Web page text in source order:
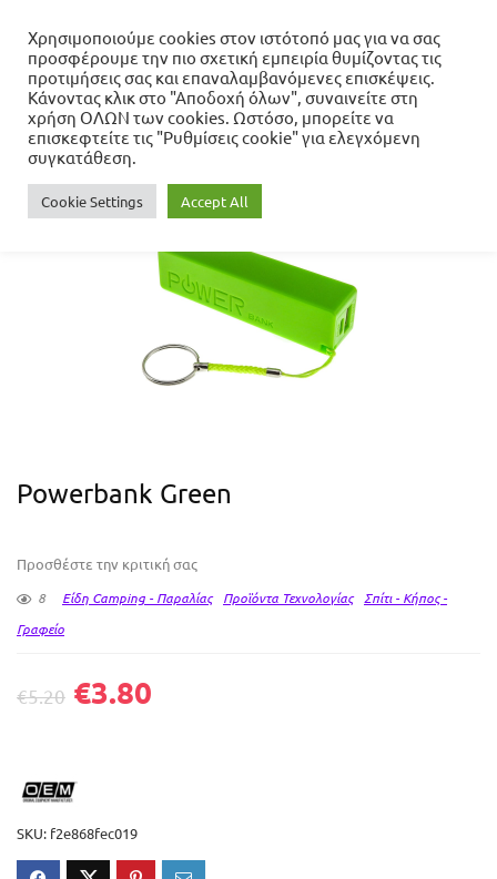
Αρχική σελίδα
Σπίτι - Κήπος - Γραφείο
Είδη Camping - Παραλίας
Προϊόντα Τεχνολογίας
Powerbank Green
Powerbank Green
Προσθέστε την κριτική σας
8 Είδη Camping - Παραλίας Προϊόντα Τεχνολογίας
Σπίτι - Κήπος -
Γραφείο
€5.20 €3.80
SKU: f2e868fec019
Χρησιμοποιούμε cookies στον ιστότοπό μας για να σας
προσφέρουμε την πιο σχετική εμπειρία θυμίζοντας τις
προτιμήσεις σας και επαναλαμβανόμενες επισκέψεις.
Κάνοντας κλικ στο "Αποδοχή όλων", συναινείτε στη
χρήση ΟΛΩΝ των cookies. Ωστόσο, μπορείτε να
επισκεφτείτε τις "Ρυθμίσεις cookie" για ελεγχόμενη
συγκατάθεση.
Cookie Settings Accept All